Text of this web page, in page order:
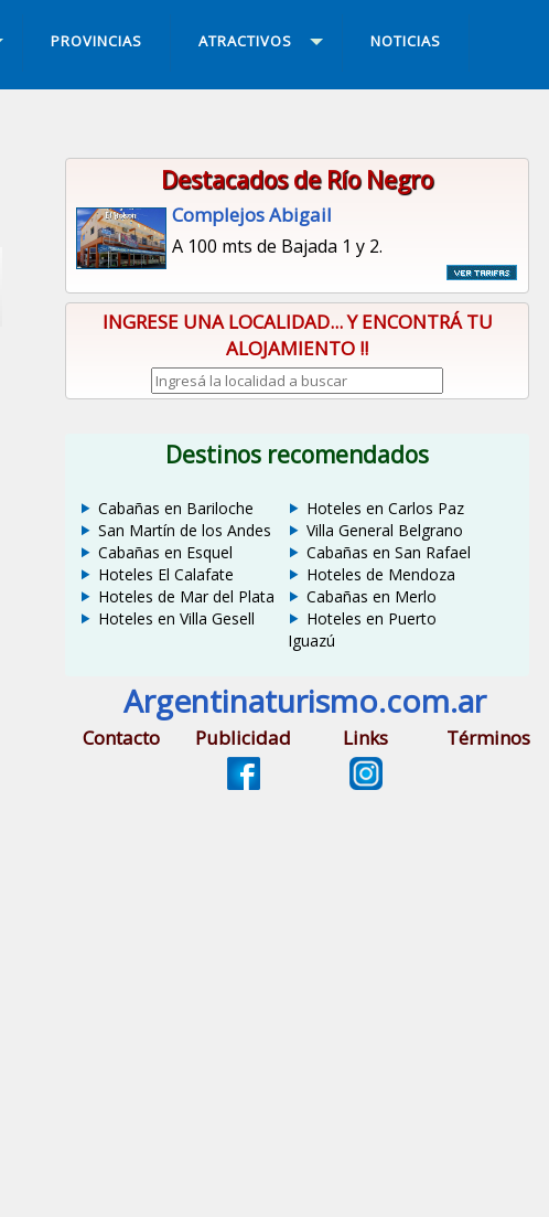
PROVINCIAS ATRACTIVOS NOTICIAS
Destacados de Río Negro
Complejos Abigail
A 100 mts de Bajada 1 y 2.
INGRESE UNA LOCALIDAD... Y ENCONTRÁ TU
ALOJAMIENTO !!
Destinos recomendados
Cabañas en Bariloche
San Martín de los Andes
Cabañas en Esquel
Hoteles El Calafate
Hoteles de Mar del Plata
Hoteles en Villa Gesell
Hoteles en Carlos Paz
Villa General Belgrano
Cabañas en San Rafael
Hoteles de Mendoza
Cabañas en Merlo
Hoteles en Puerto
Iguazú
Argentinaturismo.com.ar
Contacto Publicidad Links Términos